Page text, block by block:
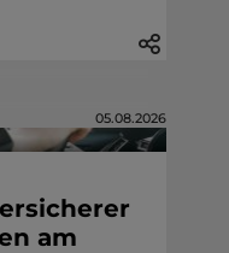
05.08.2026
am